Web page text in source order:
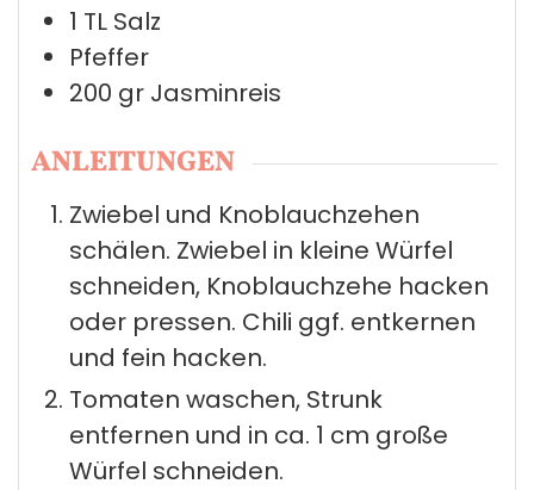
1 TL Salz
Pfeffer
200 gr Jasminreis
ANLEITUNGEN
Zwiebel und Knoblauchzehen
schälen. Zwiebel in kleine Würfel
schneiden, Knoblauchzehe hacken
oder pressen. Chili ggf. entkernen
und fein hacken.
Tomaten waschen, Strunk
entfernen und in ca. 1 cm große
Würfel schneiden.